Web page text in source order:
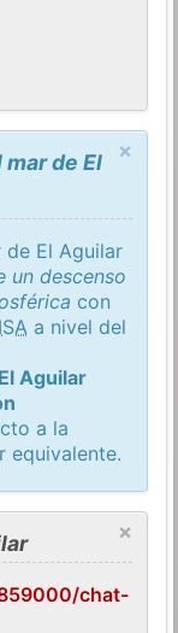
×
de El
de El Aguilar
un descenso
con
ISA a nivel del
Aguilar
a la
equivalente.
×
chat-